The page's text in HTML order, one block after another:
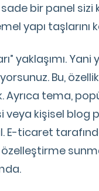
bir panel sizi
yapı taşlarını
yaklaşımı.
Bu,
Ayrıca tema,
kişisel blog
E-ticaret